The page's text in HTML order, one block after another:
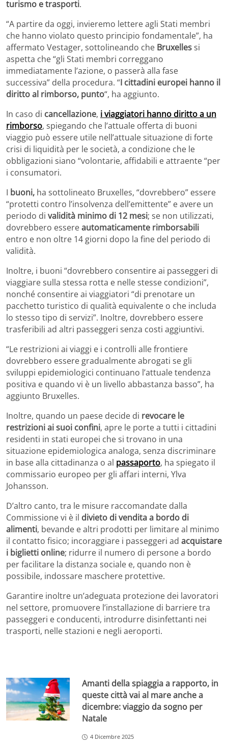
turismo e trasporti.
“A partire da oggi, invieremo lettere agli Stati membri
che hanno violato questo principio fondamentale”, ha
affermato Vestager, sottolineando che Bruxellessi
aspetta che “gli Stati membri correggano
immediatamente l’azione, o passerà alla fase
successiva” della procedura. “I cittadini europei hanno il
diritto al rimborso, punto“, ha aggiunto.
In caso di cancellazione, i viaggiatori hanno diritto a un
rimborso, spiegando che l’attuale offerta di buoni
viaggio può essere utile nell’attuale situazione di forte
crisi di liquidità per le società, a condizione che le
obbligazioni siano “volontarie, affidabili e attraente “per
i consumatori.
I buoni, ha sottolineato Bruxelles, “dovrebbero” essere
“protetti contro l’insolvenza dell’emittente” e avere un
periodo di validità minimo di 12 mesi; se non utilizzati,
dovrebbero essereautomaticamente rimborsabili
entro e non oltre 14 giorni dopo la fine del periodo di
validità.
Inoltre, i buoni “dovrebbero consentire ai passeggeri di
viaggiare sulla stessa rotta e nelle stesse condizioni”,
nonché consentire ai viaggiatori “di prenotare un
pacchetto turistico di qualità equivalente o che includa
lo stesso tipo di servizi”. Inoltre, dovrebbero essere
trasferibili ad altri passeggeri senza costi aggiuntivi.
“Le restrizioni ai viaggi e i controlli alle frontiere
dovrebbero essere gradualmente abrogati se gli
sviluppi epidemiologici continuano l’attuale tendenza
positiva e quando vi è un livello abbastanza basso”, ha
aggiunto Bruxelles.
Inoltre, quando un paese decide di revocare le
restrizioni ai suoi confini, apre le porte a tutti i cittadini
residenti in stati europei che si trovano in una
situazione epidemiologica analoga, senza discriminare
in base alla cittadinanza o al passaporto, ha spiegato il
commissario europeo per gli affari interni, Ylva
Johansson.
D’altro canto, tra le misure raccomandate dalla
Commissione vi è il divieto di vendita a bordo di
alimenti, bevande e altri prodotti per limitare al minimo
il contatto fisico; incoraggiare i passeggeri ad acquistare
i biglietti online; ridurre il numero di persone a bordo
per facilitare la distanza sociale e, quando non è
possibile, indossare maschere protettive.
Garantire inoltre un’adeguata protezione dei lavoratori
nel settore, promuovere l’installazione di barriere tra
passeggeri e conducenti, introdurre disinfettanti nei
trasporti, nelle stazioni e negli aeroporti.
Amanti della spiaggia a rapporto, in
queste città vai al mare anche a
dicembre: viaggio da sogno per
Natale
4 Dicembre 2025